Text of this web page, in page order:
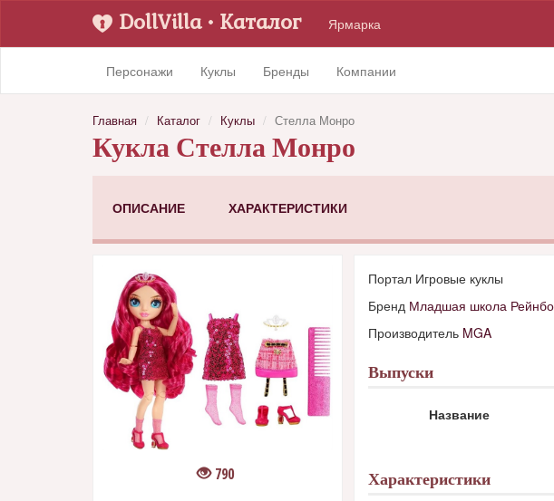
DollVilla• Каталог Ярмарка
Персонажи Куклы Бренды Компании
Главная Каталог Куклы Стелла Монро
Кукла Стелла Монро
ОПИСАНИЕ ХАРАКТЕРИСТИКИ
790
Портал Игровые куклы
Бренд Младшая школа
Производитель MGA
Выпуски
Название
Характеристики